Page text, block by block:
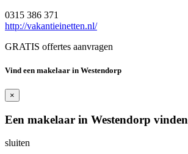
0315 386 371
http://vakantieinetten.nl/
GRATIS offertes aanvragen
Vind een makelaar in Westendorp
×
Een makelaar in Westendorp vinden
sluiten